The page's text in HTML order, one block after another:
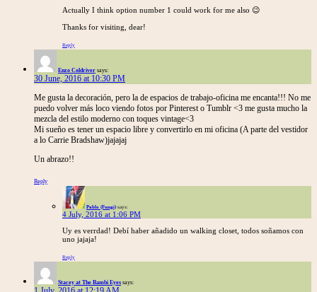
Actually I think option number 1 could work for me also 😉
Thanks for visiting, dear!
Reply
Enzo Coldriver says:
30 June, 2016 at 10:30 PM
Me gusta la decoración, pero la de espacios de trabajo-oficina me encanta!!! No me
puedo volver más loco viendo fotos por Pinterest o Tumblr <3 me gusta mucho la
mezcla del estilo moderno con toques vintage<3
Mi sueño es tener un espacio libre y convertirlo en mi oficina (A parte del vestidor
a lo Carrie Bradshaw)jajajaj
Un abrazo!!
Reply
Pablo (Fungi) says:
4 July, 2016 at 1:06 PM
Uy es verrdad! Debí haber añadido un walking closet, todos soñamos con
uno jajaja!
Reply
Stacey at The Bambi Eyes says: